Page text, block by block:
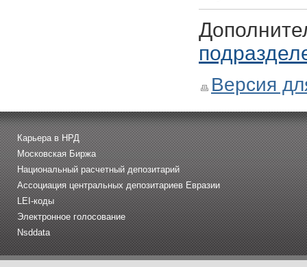
Версия
Карьера в НРД
Московская Биржа
Национальный расчетный депозитарий
Ассоциация центральных депозитариев Евразии
LEI-коды
Электронное голосование
Nsddata